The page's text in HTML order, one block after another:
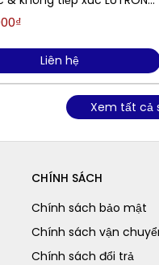
(0.5 đến 19,999 RPM, 5
Liên hệ
Xem tất cả
CHÍNH SÁCH
Chính sách bảo mật
Chính sách vận
Chính sách đổi trả